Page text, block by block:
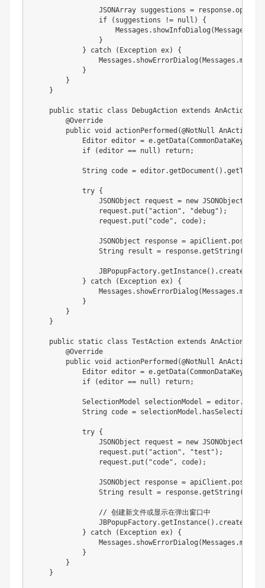
JSONArray suggestions = response.
if
( suggestions != null )
{
Messages . showInfoDialog ( Messages
}
}
catch ( Exception ex)
{
Messages . showErrorDialog ( Messages .
}
}
}
public static class DebugAction extends AnAction
@Override
public void actionPerformed (@NotNull
Editor editor = e.getData(CommonDataKeys
if
(editor == null ) return;
String code = editor.getDocument ( ) .getText
try {
JSONObject request = new JSONObject
                request
. put ( "action" , "debug" ) ;
                request
. put ( "code" , code) ;
JSONObject response = apiClient . post
String result = response.getString (
JBPopupFactory.getInstance( ) .
}
catch ( Exception ex)
{
Messages . showErrorDialog ( Messages .
}
}
}
public static class TestAction extends AnAction
@Override
public void actionPerformed (@NotNull
Editor editor = e.getData(CommonDataKeys
if
(editor == null ) return;
SelectionModel selectionModel = editor.
String code = selectionModel . hasSelection
try {
JSONObject request = new JSONObject
                request
. put ( "action" , "test" ) ;
                request
. put ( "code" , code) ;
JSONObject response = apiClient . post
String result = response.getString (
// 创建新文件或显示在弹出窗口中
JBPopupFactory.getInstance( ) .
}
catch ( Exception ex)
{
Messages . showErrorDialog ( Messages .
}
}
}